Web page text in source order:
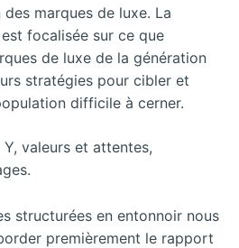
marques de luxe. La
focalisée sur ce que
de luxe de la génération
stratégies pour cibler et
difficile à cerner.
valeurs et attentes,
structurées en entonnoir nous
premièrement le rapport